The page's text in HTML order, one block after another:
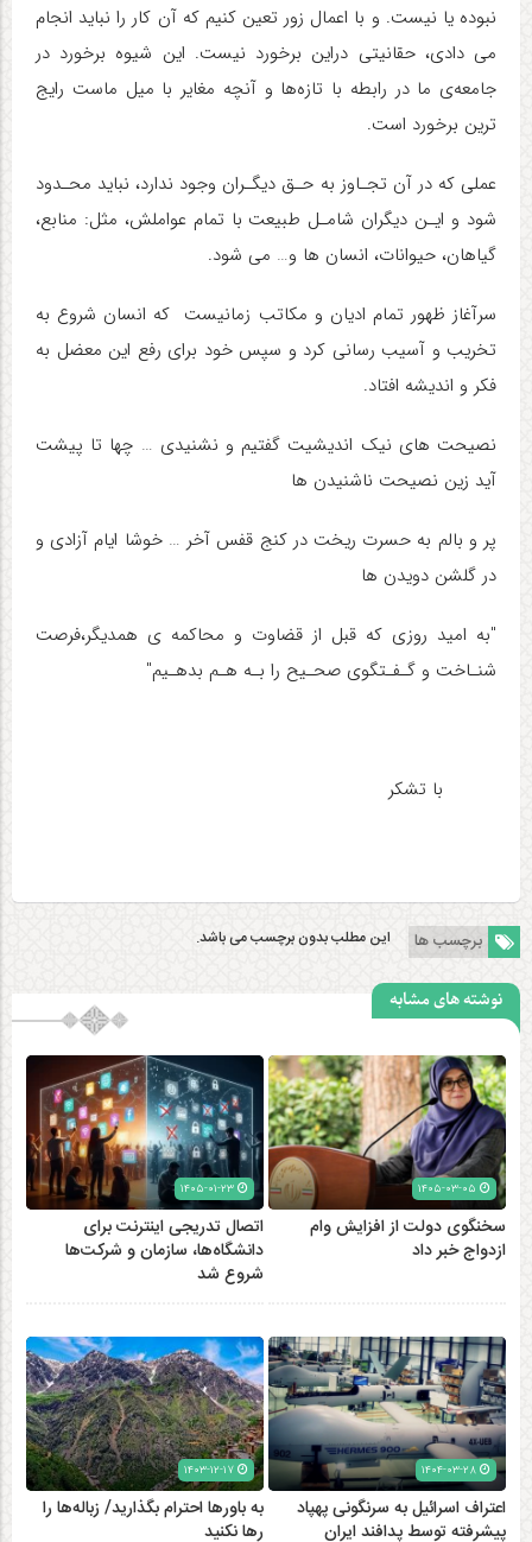
نبوده یا نیست. و با اعمال زور تعین کنیم که آن کار را نباید انجام
می دادی، حقانیتی دراین برخورد نیست. این شیوه برخورد در
جامعه‌ی ما در رابطه با تازه‌ها و آنچه مغایر با میل ماست رایج
ترین برخورد است.
عملی که در آن تجـاوز به حـق دیگـران وجود ندارد، نباید محـدود
شود و ایـن دیگران شامـل طبیعت با تمام عواملش، مثل: منابع،
گیاهان، حیوانات، انسان ها و… می شود.
سرآغاز ظهور تمام ادیان و مکاتب زمانیست که انسان شروع به
تخریب و آسیب رسانی کرد و سپس خود برای رفع این معضل به
فکر و اندیشه افتاد.
نصیحت های نیک اندیشیت گفتیم و نشنیدی … چها تا پیشت
آید زین نصیحت ناشنیدن ها
پر و بالم به حسرت ریخت در کنج قفس آخر … خوشا ایام آزادی و
در گلشن دویدن ها
"به امید روزی که قبل از قضاوت و محاکمه ی همدیگر،فرصت
شنـاخت و گـفـتگوی صحـیح را بـه هـم بدهـیم"
با تشکر
برچسب ها این مطلب بدون برچسب می باشد.
نوشته های مشابه
سخنگوی دولت از افزایش وام
ازدواج خبر داد
اتصال تدریجی اینترنت برای
دانشگاه‌ها، سازمان و شرکت‌ها
شروع شد
۱۴۰۴-۰۳-۲۸
اعتراف اسرائیل به سرنگونی پهپاد
پیشرفته توسط پدافند ایران
به باورها احترام بگذارید/ زباله‌ها را
رها نکنید